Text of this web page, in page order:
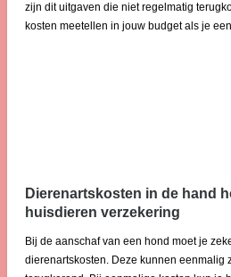
zijn dit uitgaven die niet regelmatig
kosten meetellen in jouw budget als je
Dierenartskosten in de hand
huisdieren verzekering
Bij de aanschaf van een hond moet je
dierenartskosten. Deze kunnen eenmalig